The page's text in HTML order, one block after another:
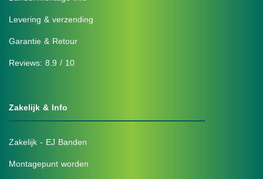
Levering & verzending
Garantie & Retour
Reviews: 8.9 / 10
Zakelijk & Info
Zakelijk - EJ Banden
Montagepunt worden